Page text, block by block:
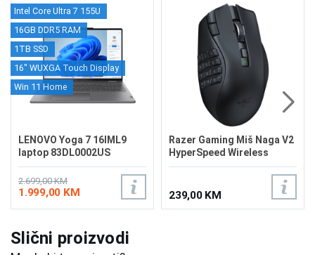
Intel Core Ultra 7 155U
16GB DDR5 RAM
1TB SSD
16" WUXGA Touch Display
Win 11 Home
LENOVO Yoga 7 16IML9
laptop 83DL0002US
2.699,00 KM
1.999,00 KM
Razer Gaming Miš Naga V2
HyperSpeed Wireless
239,00 KM
Slični proizvodi